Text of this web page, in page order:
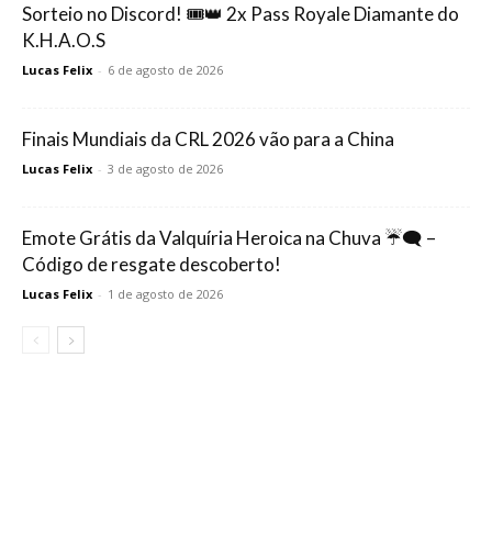
Sorteio no Discord! 🎟️👑 2x Pass Royale Diamante do
K.H.A.O.S
Lucas Felix - 6 de agosto de 2026
Finais Mundiais da CRL 2026 vão para a China
Lucas Felix - 3 de agosto de 2026
Emote Grátis da Valquíria Heroica na Chuva ☔🗨️ –
Código de resgate descoberto!
Lucas Felix - 1 de agosto de 2026